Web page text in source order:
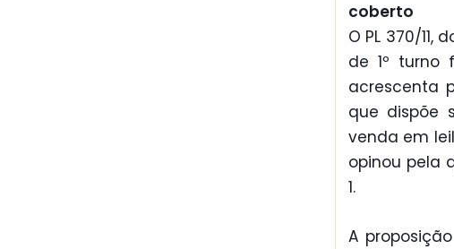
coberto
O PL 370/
de 1º turno
acrescenta
que dispõe
venda em
opinou pela
1.
A